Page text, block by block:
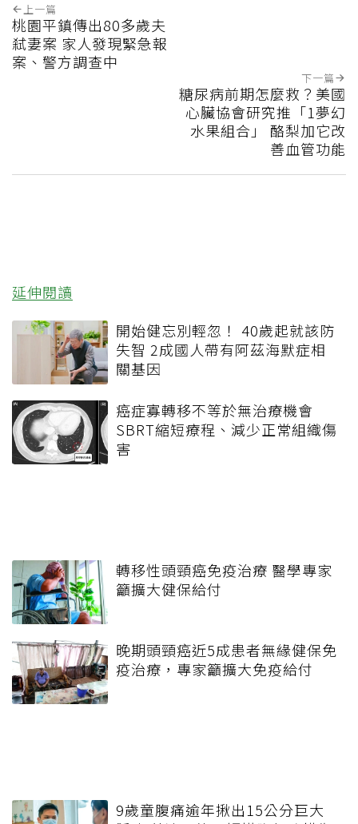
上一篇
桃園平鎮傳出80多歲夫
弒妻案 家人發現緊急報
案、警方調查中
下一篇
糖尿病前期怎麼救？美國
心臟協會研究推「1夢幻
水果組合」 酪梨加它改
善血管功能
延伸閱讀
開始健忘別輕忽！ 40歲起就該防
失智 2成國人帶有阿茲海默症相
關基因
癌症寡轉移不等於無治療機會
SBRT縮短療程、減少正常組織傷
害
轉移性頭頸癌免疫治療 醫學專家
籲擴大健保給付
晚期頭頸癌近5成患者無緣健保免
疫治療，專家籲擴大免疫給付
9歲童腹痛逾年揪出15公分巨大